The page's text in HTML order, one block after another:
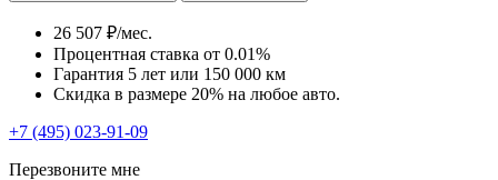
26 507 ₽/мес.
Процентная ставка от 0.01%
Гарантия 5 лет или 150 000 км
Скидка в размере 20% на любое авто.
+7 (495) 023-91-09
Перезвоните мне